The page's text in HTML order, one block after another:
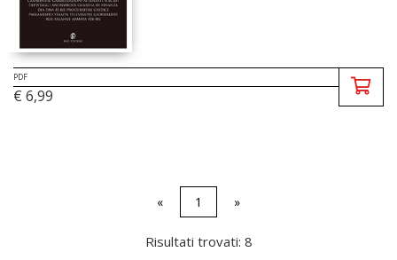
PDF
€ 6,99
« 1 »
Risultati trovati: 8